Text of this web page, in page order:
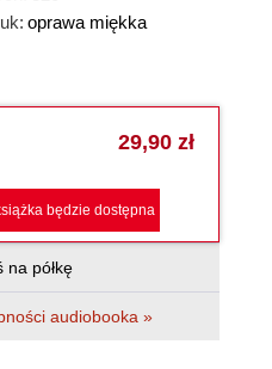
oprawa miękka
29,90 zł
będzie dostępna
na półkę
audiobooka »